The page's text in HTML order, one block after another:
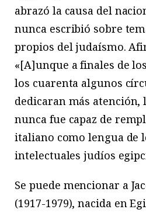
abrazó la causa del
nunca escribió sobre
propios del judaísmo.
«[A]unque a finales de
los cuarenta algunos
dedicaran más atención,
nunca fue capaz de
italiano como lengua de
intelectuales judíos
Se puede mencionar a
(1917-1979), nacida en